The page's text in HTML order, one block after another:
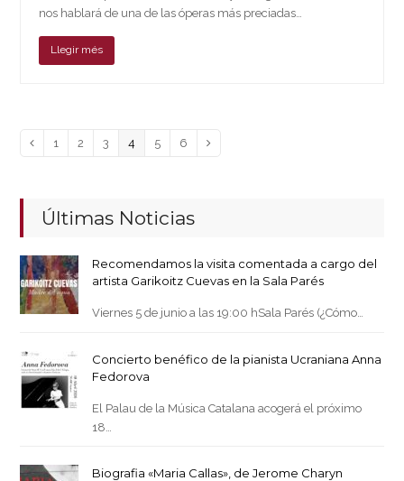
nos hablará de una de las óperas más preciadas…
Llegir més
AnteriorPage
1 Page
2 Page
3 Page
4 Page
5 Page
6 Siguiente
Últimas Noticias
Recomendamos la visita comentada a cargo del
artista Garikoitz Cuevas en la Sala Parés
Viernes 5 de junio a las 19:00 hSala Parés (¿Cómo…
Concierto benéfico de la pianista Ucraniana Anna
Fedorova
El Palau de la Música Catalana acogerá el próximo
18…
Biografia «Maria Callas», de Jerome Charyn